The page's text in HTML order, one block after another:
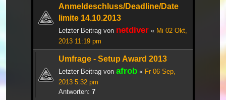
Anmeldeschluss/Deadline/Date
limite 14.10.2013
Letzter Beitrag von netdiver « Mi 02 Okt,
2013 11:19 pm
Umfrage - Setup Award 2013
Letzter Beitrag von afrob « Fr 06 Sep,
2013 5:32 pm
Antworten: 7